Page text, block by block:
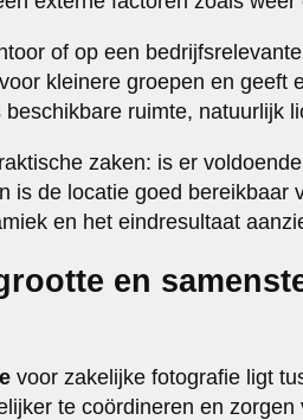
of op een
kleinere groepen en geeft
ruimte, natuurlijk
zaken: is er
is de locatie goed bereikbaar
en het eindresultaat
en
voor zakelijke fotografie ligt
te coördineren en